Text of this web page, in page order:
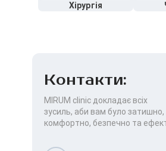
Хірургія
Контакти:
MIRUM clinic докладає всіх
зусиль, аби вам було затишно,
комфортно, безпечно та